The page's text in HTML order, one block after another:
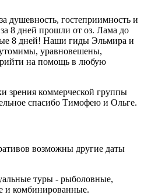
душевность, гостеприимность и
8 дней прошли от оз. Лама до
8 дней! Наши гиды Эльмира и
уравновешены,
на помощь в любую
зрения коммерческой группы
спасибо Тимофею и Ольге.
возможны другие даты
туры - рыболовные,
и комбинированные.